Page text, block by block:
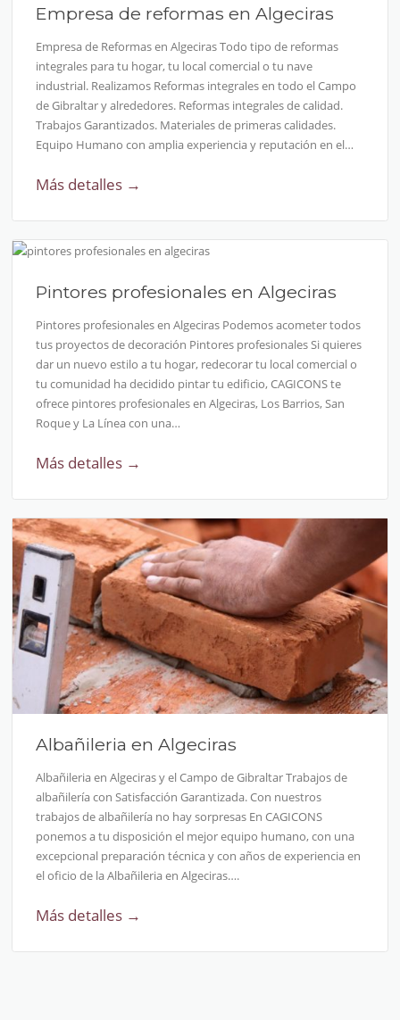
Empresa de reformas en Algeciras
Empresa de Reformas en Algeciras Todo tipo de reformas
integrales para tu hogar, tu local comercial o tu nave
industrial. Realizamos Reformas integrales en todo el Campo
de Gibraltar y alrededores. Reformas integrales de calidad.
Trabajos Garantizados. Materiales de primeras calidades.
Equipo Humano con amplia experiencia y reputación en el…
Más detalles →
Pintores profesionales en Algeciras
Pintores profesionales en Algeciras Podemos acometer todos
tus proyectos de decoración Pintores profesionales Si quieres
dar un nuevo estilo a tu hogar, redecorar tu local comercial o
tu comunidad ha decidido pintar tu edificio, CAGICONS te
ofrece pintores profesionales en Algeciras, Los Barrios, San
Roque y La Línea con una…
Más detalles →
Albañileria en Algeciras
Albañileria en Algeciras y el Campo de Gibraltar Trabajos de
albañilería con Satisfacción Garantizada. Con nuestros
trabajos de albañilería no hay sorpresas En CAGICONS
ponemos a tu disposición el mejor equipo humano, con una
excepcional preparación técnica y con años de experiencia en
el oficio de la Albañileria en Algeciras….
Más detalles →